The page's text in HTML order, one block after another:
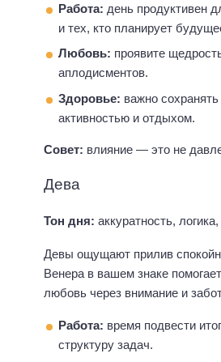
Работа: день продуктивен
и тех, кто планирует
Любовь: проявите
аплодисментов.
Здоровье: важно
активностью и отдыхом.
Совет: влияние — это не
Дева
Тон дня: аккуратность,
Девы ощущают прилив
Венера в вашем знаке
любовь через внимание и
Работа: время подвести
структуру задач.